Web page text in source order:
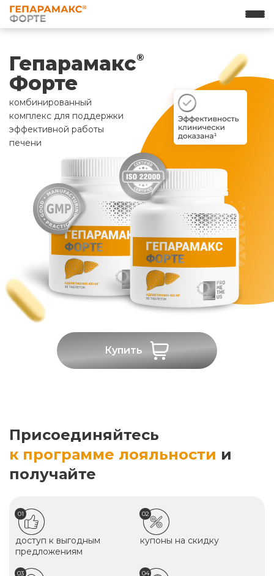
Гепарамакс®
Форте
комбинированный
комплекс для поддержки
эффективной работы
печени
Купить
Присоединяйтесь
к программе лояльности и
получайте
01
доступ к выгодным
предложениям
02
купоны на скидку
03 04